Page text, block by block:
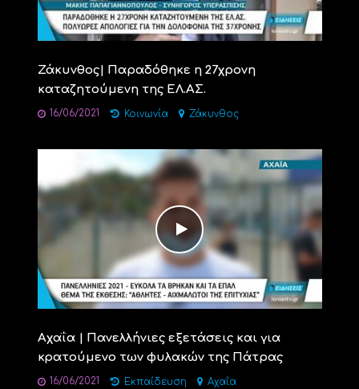
Ζάκυνθος| Παραδόθηκε η 27χρονη
καταζητούμενη της ΕΛ.ΑΣ.
16/06/2021 Κοινωνία Ζάκυνθος
Αχαΐα | Πανελλήνιες εξετάσεις και για
κρατούμενο των φυλακών της Πάτρας
16/06/2021 Εκπαίδευση Αχαΐα